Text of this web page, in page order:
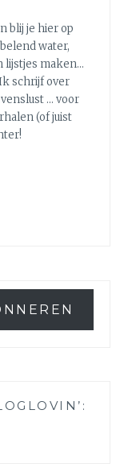
blij je hier op
water,
lijstjes maken…
schrijf over
… voor
(of juist